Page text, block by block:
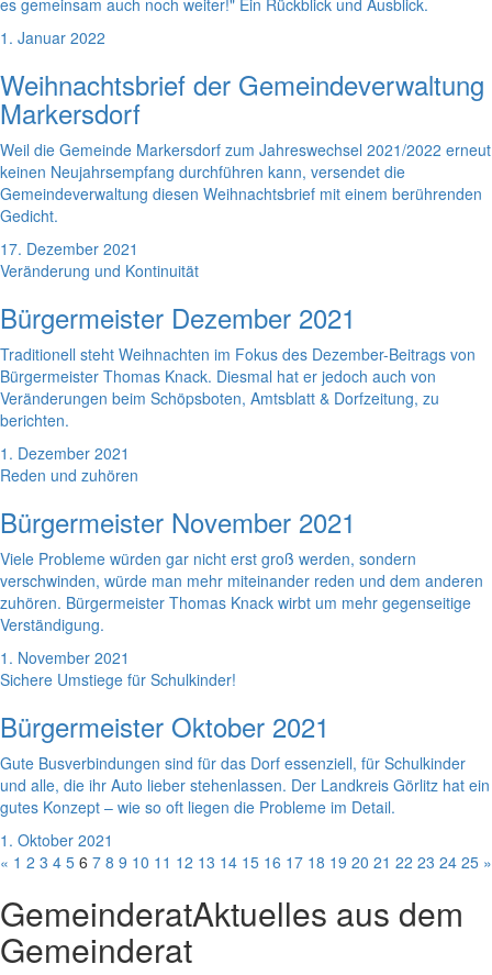
es gemeinsam auch noch weiter!" Ein Rückblick und Ausblick.
1. Januar 2022
Weihnachtsbrief der Gemeindeverwaltung
Markersdorf
Weil die Gemeinde Markersdorf zum Jahreswechsel 2021/2022 erneut
keinen Neujahrsempfang durchführen kann, versendet die
Gemeindeverwaltung diesen Weihnachtsbrief mit einem berührenden
Gedicht.
17. Dezember 2021
Veränderung und Kontinuität
Bürgermeister Dezember 2021
Traditionell steht Weihnachten im Fokus des Dezember-Beitrags von
Bürgermeister Thomas Knack. Diesmal hat er jedoch auch von
Veränderungen beim Schöpsboten, Amtsblatt & Dorfzeitung, zu
berichten.
1. Dezember 2021
Reden und zuhören
Bürgermeister November 2021
Viele Probleme würden gar nicht erst groß werden, sondern
verschwinden, würde man mehr miteinander reden und dem anderen
zuhören. Bürgermeister Thomas Knack wirbt um mehr gegenseitige
Verständigung.
1. November 2021
Sichere Umstiege für Schulkinder!
Bürgermeister Oktober 2021
Gute Busverbindungen sind für das Dorf essenziell, für Schulkinder
und alle, die ihr Auto lieber stehenlassen. Der Landkreis Görlitz hat ein
gutes Konzept – wie so oft liegen die Probleme im Detail.
1. Oktober 2021
« 1 2 3 4 5 6 7 8 9 10 11 12 13 14 15 16 17 18 19 20 21 22 23 24 25 »
GemeinderatAktuelles aus dem
Gemeinderat